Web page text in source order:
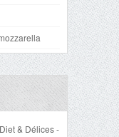
& Délices -